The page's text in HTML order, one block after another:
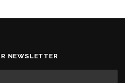
NEWSLETTER